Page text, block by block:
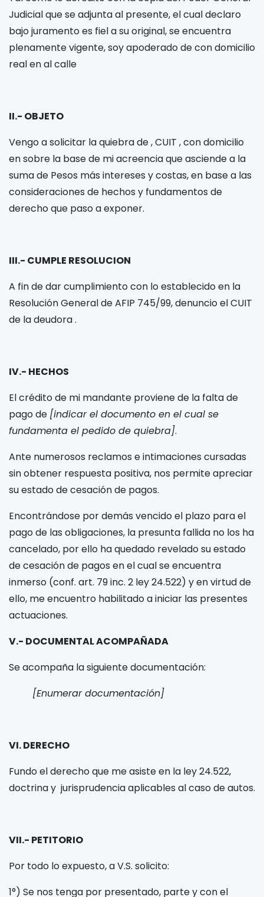
Judicial que se adjunta al presente, el cual declaro
bajo juramento es fiel a su original, se encuentra
plenamente vigente, soy apoderado decon domicilio
real en al calle
II.- OBJETO
Vengo a solicitar la quiebra de, CUIT , con domicilio
ensobre la base de mi acreencia que asciende a la
suma de Pesos más intereses y costas, en base a las
consideraciones de hechos y fundamentos de
derecho que paso a exponer.
III.- CUMPLE RESOLUCION
A fin de dar cumplimiento con lo establecido en la
Resolución General de AFIP 745/99, denuncio el CUIT
de la deudora.
IV.- HECHOS
El crédito de mi mandante proviene de la falta de
pago de [indicar el documento en el cual se
fundamenta el pedido de quiebra].
Ante numerosos reclamos e intimaciones cursadas
sin obtener respuesta positiva, nos permite apreciar
su estado de cesación de pagos.
Encontrándose por demás vencido el plazo para el
pago de las obligaciones, la presunta fallida no los ha
cancelado, por ello ha quedado revelado su estado
de cesación de pagos en el cual se encuentra
inmerso (conf. art. 79 inc. 2 ley 24.522) y en virtud de
ello, me encuentro habilitado a iniciar las presentes
actuaciones.
V.- DOCUMENTAL ACOMPAÑADA
Se acompaña la siguiente documentación:
[Enumerar documentación]
VI. DERECHO
Fundo el derecho que me asiste en la ley 24.522,
doctrina y jurisprudencia aplicables al caso de autos.
VII.- PETITORIO
Por todo lo expuesto, a V.S. solicito:
1°) Se nos tenga por presentado, parte y con el